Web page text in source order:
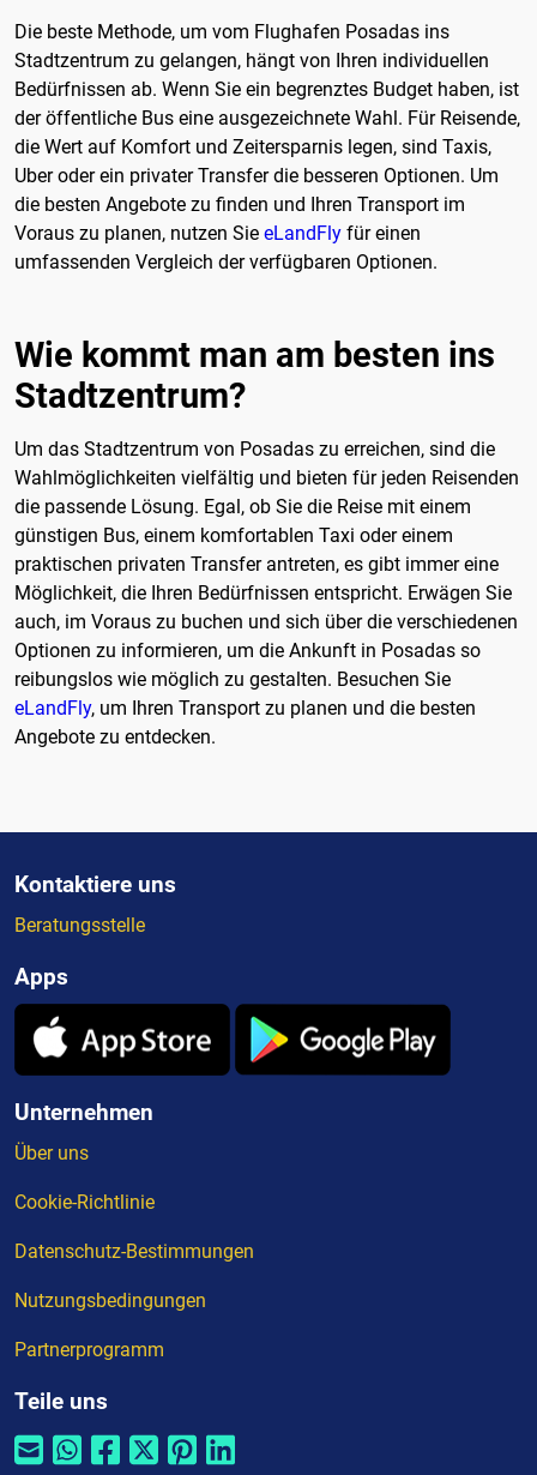
Die beste Methode, um vom Flughafen Posadas ins
Stadtzentrum zu gelangen, hängt von Ihren individuellen
Bedürfnissen ab. Wenn Sie ein begrenztes Budget haben, ist
der öffentliche Bus eine ausgezeichnete Wahl. Für Reisende,
die Wert auf Komfort und Zeitersparnis legen, sind Taxis,
Uber oder ein privater Transfer die besseren Optionen. Um
die besten Angebote zu finden und Ihren Transport im
Voraus zu planen, nutzen Sie eLandFly für einen
umfassenden Vergleich der verfügbaren Optionen.
Wie kommt man am besten ins
Stadtzentrum?
Um das Stadtzentrum von Posadas zu erreichen, sind die
Wahlmöglichkeiten vielfältig und bieten für jeden Reisenden
die passende Lösung. Egal, ob Sie die Reise mit einem
günstigen Bus, einem komfortablen Taxi oder einem
praktischen privaten Transfer antreten, es gibt immer eine
Möglichkeit, die Ihren Bedürfnissen entspricht. Erwägen Sie
auch, im Voraus zu buchen und sich über die verschiedenen
Optionen zu informieren, um die Ankunft in Posadas so
reibungslos wie möglich zu gestalten. Besuchen Sie
eLandFly, um Ihren Transport zu planen und die besten
Angebote zu entdecken.
Kontaktiere uns
Beratungsstelle
Apps
Unternehmen
Über uns
Cookie-Richtlinie
Datenschutz-Bestimmungen
Nutzungsbedingungen
Partnerprogramm
Teile uns